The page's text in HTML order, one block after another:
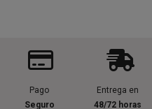
Pago
Seguro
Entrega en
48/72 horas